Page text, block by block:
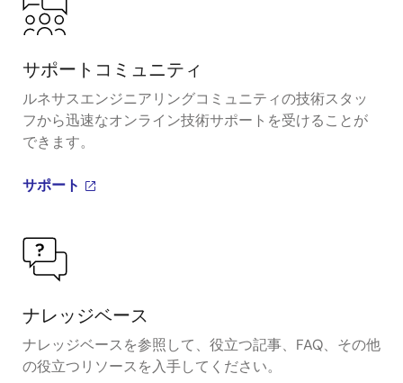
サポートコミュニティ
ルネサスエンジニアリングコミュニティの技術スタッ
フから迅速なオンライン技術サポートを受けることが
できます。
サポート
ナレッジベース
ナレッジベースを参照して、役立つ記事、FAQ、その他
の役立つリソースを入手してください。